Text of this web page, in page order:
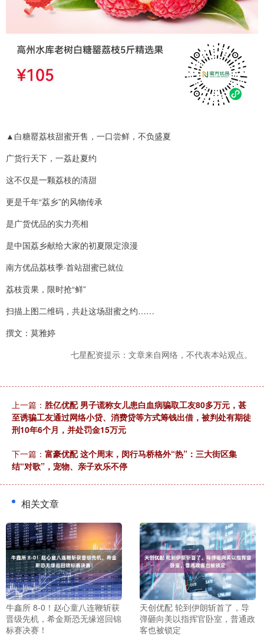
▲白糖罂荔枝甜蜜开售，一口尝鲜，不负盛夏
广货行天下，一荔赴夏约
这不仅是一颗荔枝的清甜
更是千年“荔乡”的风物传承
是广货优品的实力亮相
是中国荔乡献给大家的初夏限定浪漫
南方优品荔枝季·首站甜蜜已就位
荔枝贡果，限时抢“鲜”
扫描上图二维码，共赴这场甜蜜之约……
撰文：莫雅婷
七星配资提示：文章来自网络，不代表本站观点。
上一篇： 胜亿优配 男子谎称女儿患白血病骗取工友80多万元，甚
至诱骗工友通过网络小贷、消费贷等方式筹钱出借，被判处有期徒
刑10年6个月，并处罚金15万元
下一篇： 富豪优配 这个周末，闵行马桥格外“热”：三大街区集
结“对歌”，宠物、亲子欢乐不停
相关文章
牛鑫所 8-0！赵心童八连鞭斩获
晋级先机，希金斯恐无缘巡回锦
标赛决赛！
天创优配 轮到伊朗斩首了，导
弹砸向美以指挥官卧室，普通政
客也被锁定